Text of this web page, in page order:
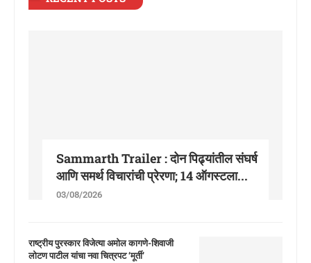
Sammarth Trailer : दोन पिढ्यांतील संघर्ष
आणि समर्थ विचारांची प्रेरणा; 14 ऑगस्टला...
03/08/2026
राष्ट्रीय पुरस्कार विजेत्या अमोल कागणे-शिवाजी
लोटण पाटील यांचा नवा चित्रपट ‘मूर्ती’